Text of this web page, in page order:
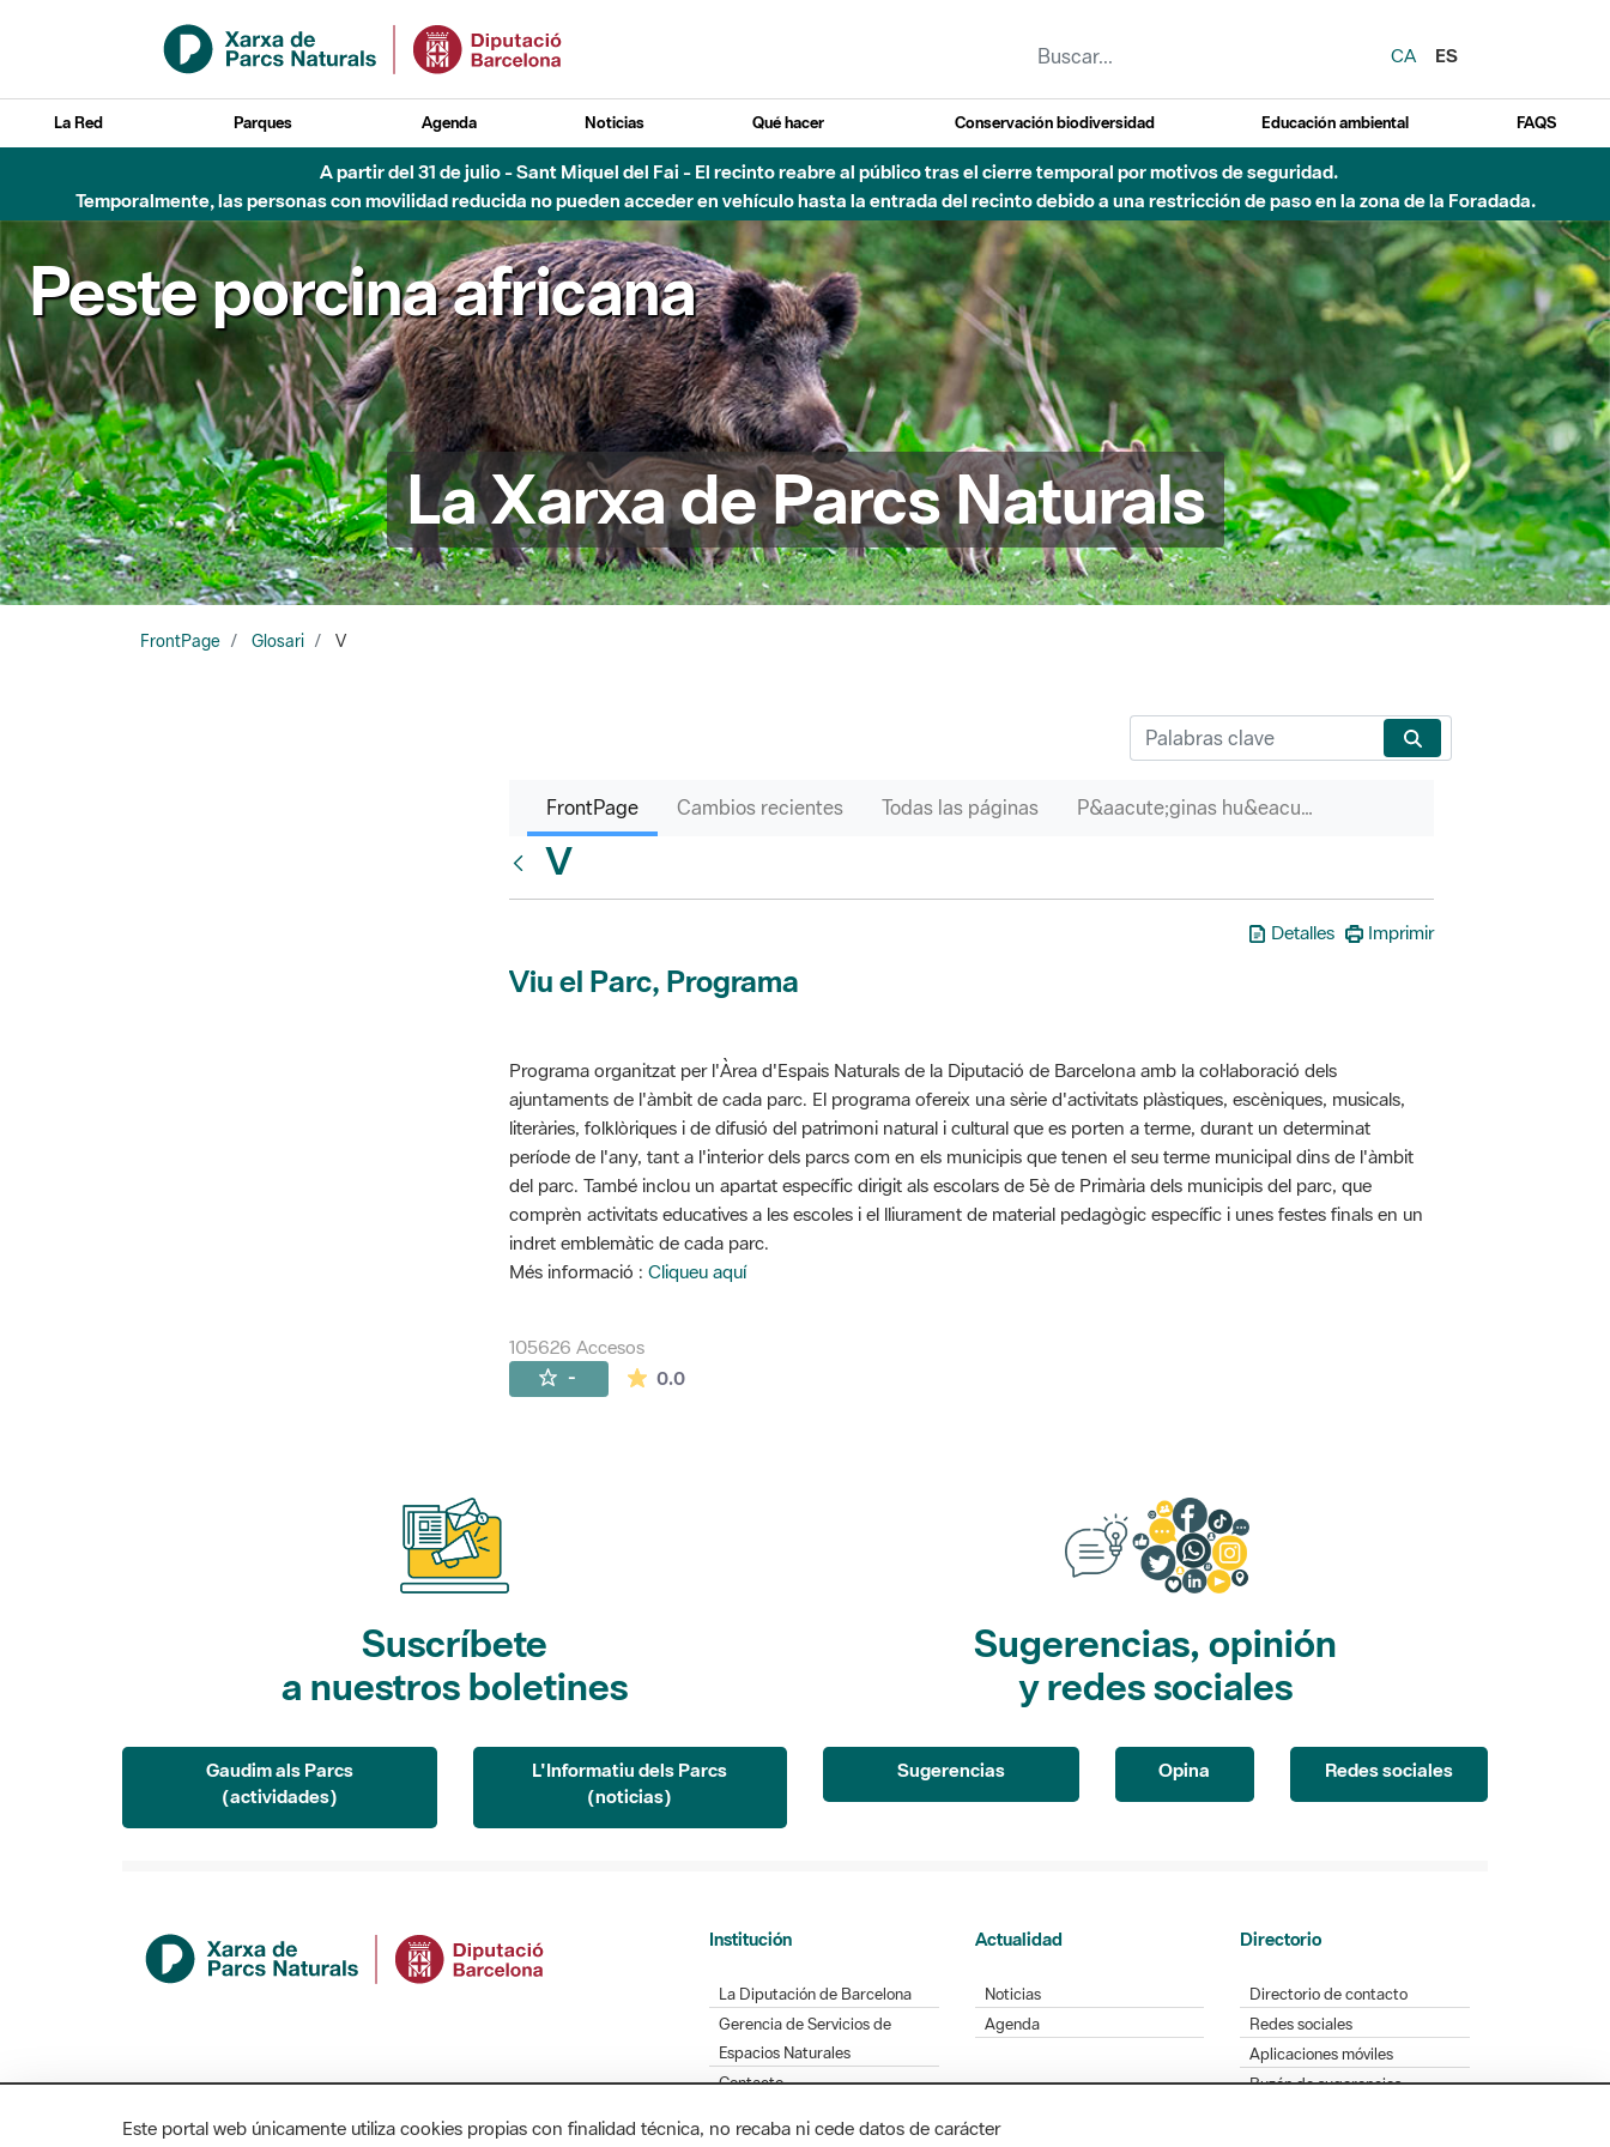
Saltar al contenido principal
CA
ES
La Red Parques Agenda Noticias Qué hacer Conservación biodiversidad Educación ambiental FAQS
A partir del 31 de julio - Sant Miquel del Fai - El recinto reabre al público tras el cierre temporal por motivos de seguridad.
Temporalmente, las personas con movilidad reducida no pueden acceder en vehículo hasta la entrada del recinto debido a una restricción de paso en la zona de la Foradada.
Peste porcina africana
La Xarxa de Parcs Naturals
FrontPage Glosari V
FrontPage Cambios recientes Todas las páginas P&aacute;ginas hu&eacute;rfanas
V
Detalles Imprimir
Viu el Parc, Programa
Programa organitzat per l'Àrea d'Espais Naturals de la Diputació de Barcelona amb la col·laboració dels
ajuntaments de l'àmbit de cada parc. El programa ofereix una sèrie d'activitats plàstiques, escèniques, musicals,
literàries, folklòriques i de difusió del patrimoni natural i cultural que es porten a terme, durant un determinat
període de l'any, tant a l'interior dels parcs com en els municipis que tenen el seu terme municipal dins de l'àmbit
del parc. També inclou un apartat específic dirigit als escolars de 5è de Primària dels municipis del parc, que
comprèn activitats educatives a les escoles i el lliurament de material pedagògic específic i unes festes finals en un
indret emblemàtic de cada parc.
Més informació : Cliqueu aquí
105626 Accesos
- 0.0La valoración media es de 0 estrellas de 5.
Suscríbete
a nuestros boletines
Gaudim als Parcs
(actividades)
L'Informatiu dels Parcs
(noticias)
Sugerencias, opinión
y redes sociales
Sugerencias Opina Redes sociales
Institución
La Diputación de Barcelona
Gerencia de Servicios de
Espacios Naturales
Contacto
Actualidad
Noticias
Agenda
Directorio
Directorio de contacto
Redes sociales
Aplicaciones móviles
Buzón de sugerencias
Este portal web únicamente utiliza cookies propias con finalidad técnica, no recaba ni cede datos de carácter